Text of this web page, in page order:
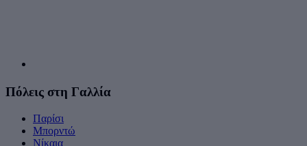
Πόλεις στη Γαλλία
Παρίσι
Μπορντώ
Νίκαια